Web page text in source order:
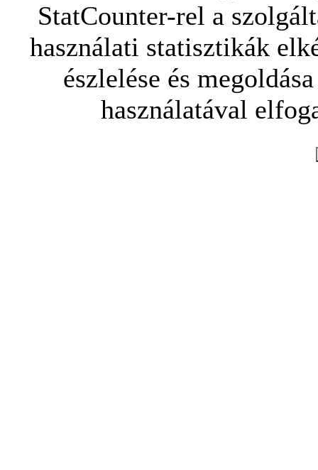
StatCounter-rel a
használati statisztikák
észlelése és
használatával